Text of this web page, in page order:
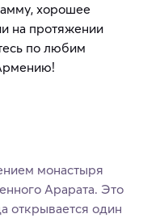
хорошее
на протяжении
по любим
монастыря
Арарата. Это
открывается один